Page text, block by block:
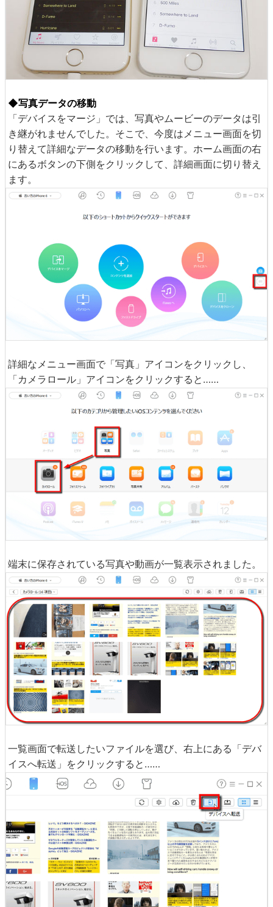
◆写真データの移動
「デバイスをマージ」では、写真やムービーのデータは引
き継がれませんでした。そこで、今度はメニュー画面を切
り替えて詳細なデータの移動を行います。ホーム画面の右
にあるボタンの下側をクリックして、詳細画面に切り替え
ます。
詳細なメニュー画面で「写真」アイコンをクリックし、
「カメラロール」アイコンをクリックすると……
端末に保存されている写真や動画が一覧表示されました。
一覧画面で転送したいファイルを選び、右上にある「デバ
イスへ転送」をクリックすると……